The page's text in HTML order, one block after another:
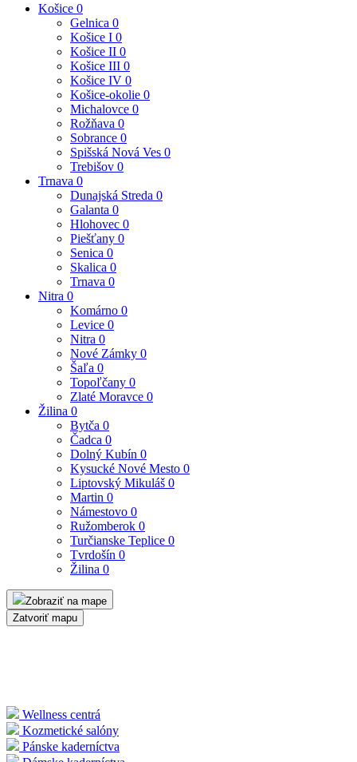
Košice 0
Gelnica 0
Košice I 0
Košice II 0
Košice III 0
Košice IV 0
Košice-okolie 0
Michalovce 0
Rožňava 0
Sobrance 0
Spišská Nová Ves 0
Trebišov 0
Trnava 0
Dunajská Streda 0
Galanta 0
Hlohovec 0
Piešťany 0
Senica 0
Skalica 0
Trnava 0
Nitra 0
Komárno 0
Levice 0
Nitra 0
Nové Zámky 0
Šaľa 0
Topoľčany 0
Zlaté Moravce 0
Žilina 0
Bytča 0
Čadca 0
Dolný Kubín 0
Kysucké Nové Mesto 0
Liptovský Mikuláš 0
Martin 0
Námestovo 0
Ružomberok 0
Turčianske Teplice 0
Tvrdošín 0
Žilina 0
Zobraziť na mape
Zatvoriť mapu
Wellness centrá
Kozmetické salóny
Pánske kaderníctva